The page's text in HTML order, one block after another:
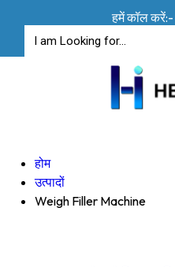
हमें कॉल करें:-
होम
उत्पादों
Weigh Filler Machine